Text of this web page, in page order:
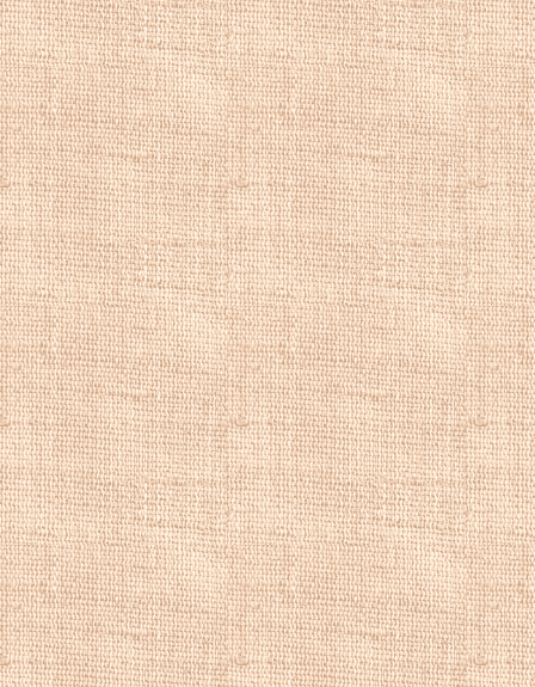
рекомендовал
С 1853 по 1856
академии, где он
жанровых сцен.
Фердинанд Зон,
особенности
оттачивал свое
жанрового
становлении
жанровой
В этот период
пишет пейзажи с
своему отцу,
отцом — "Было
мой дом не стал
Альпам и людям,
кисть". В
Ритцсообщает,